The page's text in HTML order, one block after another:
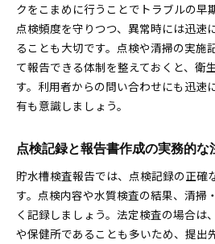
クをこまめに行うことでトラブルの早
点検頻度を守りつつ、異常時には迅速
ることも大切です。点検や清掃の実施
て報告できる体制を整えておくと、衛
す。利用者からの問い合わせにも迅速
有も意識しましょう。
点検記録と報告書作成の実務的な
貯水槽検査報告では、点検記録の正確
す。点検内容や水質検査の結果、清掃
く記録しましょう。法定検査の場合は
や保健所であることも多いため、提出